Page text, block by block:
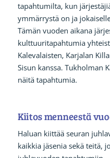
tapahtumilta, kun
ymmärrystä on ja
Tämän vuoden aikana
kulttuuritapahtumia
Kalevalaisten, Karjalan
Sisun kanssa. Tukholman
näitä tapahtumia.
Kiitos menneestä
Haluan kiittää seuran
kaikkia jäsenia sekä teitä,